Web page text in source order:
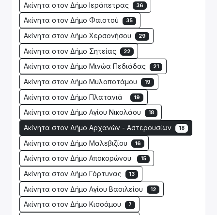
Ακίνητα στον Δήμο Ιεράπετρας 36
Ακίνητα στον Δήμο Φαιστού 35
Ακίνητα στον Δήμο Χερσονήσου 29
Ακίνητα στον Δήμο Σητείας 22
Ακίνητα στον Δήμο Μινώα Πεδιάδας 21
Ακίνητα στον Δήμο Μυλοποτάμου 19
Ακίνητα στον Δήμο Πλατανιά 19
Ακίνητα στον Δήμο Αγίου Νικολάου 18
Ακίνητα στον Δήμο Αρχανών - Αστερουσίων 18
Ακίνητα στον Δήμο Μαλεβιζίου 16
Ακίνητα στον Δήμο Αποκορώνου 15
Ακίνητα στον Δήμο Γόρτυνας 13
Ακίνητα στον Δήμο Αγίου Βασιλείου 12
Ακίνητα στον Δήμο Κισσάμου 7